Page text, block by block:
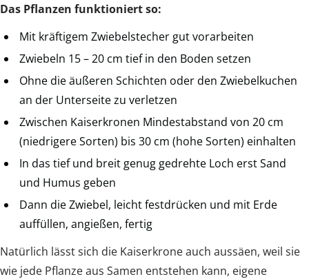
Das Pflanzen funktioniert so:
Mit kräftigem Zwiebelstecher gut vorarbeiten
Zwiebeln 15 – 20 cm tief in den Boden setzen
Ohne die äußeren Schichten oder den Zwiebelkuchen
an der Unterseite zu verletzen
Zwischen Kaiserkronen Mindestabstand von 20 cm
(niedrigere Sorten) bis 30 cm (hohe Sorten) einhalten
In das tief und breit genug gedrehte Loch erst Sand
und Humus geben
Dann die Zwiebel, leicht festdrücken und mit Erde
auffüllen, angießen, fertig
Natürlich lässt sich die Kaiserkrone auch aussäen, weil sie
wie jede Pflanze aus Samen entstehen kann, eigene